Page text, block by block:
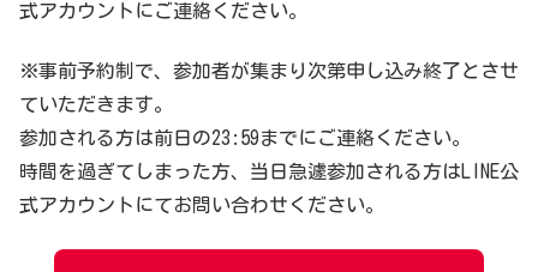
式アカウントにご連絡ください。
※事前予約制で、参加者が集まり次第申し込み終了とさせ
ていただきます。
参加される方は前日の23:59までにご連絡ください。
時間を過ぎてしまった方、当日急遽参加される方はLINE公
式アカウントにてお問い合わせください。